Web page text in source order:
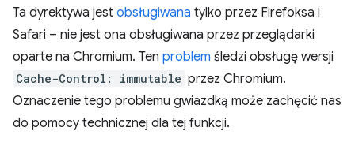
Ta dyrektywa jest obsługiwana tylko przez Firefoksa i
Safari – nie jest ona obsługiwana przez przeglądarki
oparte na Chromium. Ten problem śledzi obsługę wersji
Cache-Control: immutable przez Chromium.
Oznaczenie tego problemu gwiazdką może zachęcić nas
do pomocy technicznej dla tej funkcji.